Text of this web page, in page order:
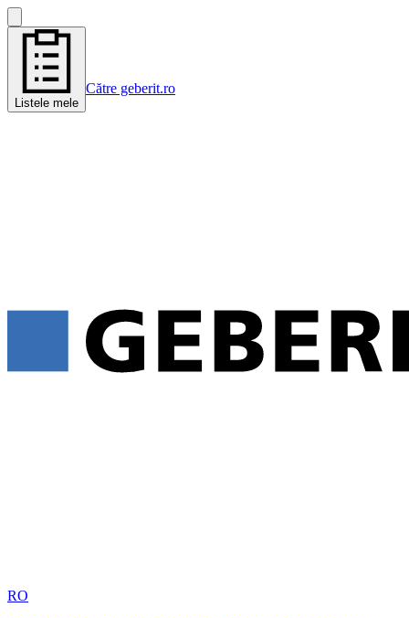
Listele mele
Către geberit.ro
RO